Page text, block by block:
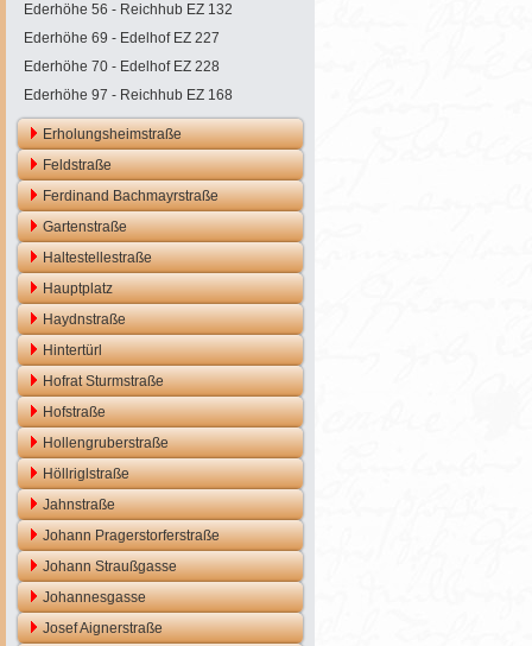
Ederhöhe 56 - Reichhub EZ 132
Ederhöhe 69 - Edelhof EZ 227
Ederhöhe 70 - Edelhof EZ 228
Ederhöhe 97 - Reichhub EZ 168
Erholungsheimstraße
Feldstraße
Ferdinand Bachmayrstraße
Gartenstraße
Haltestellestraße
Hauptplatz
Haydnstraße
Hintertürl
Hofrat Sturmstraße
Hofstraße
Hollengruberstraße
Höllriglstraße
Jahnstraße
Johann Pragerstorferstraße
Johann Straußgasse
Johannesgasse
Josef Aignerstraße